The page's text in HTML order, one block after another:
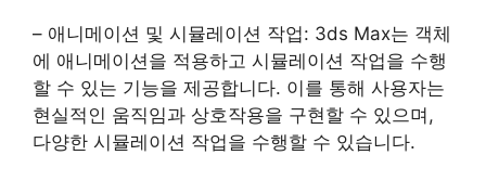
– 애니메이션 및 시뮬레이션 작업: 3ds Max는 객체
에 애니메이션을 적용하고 시뮬레이션 작업을 수행
할 수 있는 기능을 제공합니다. 이를 통해 사용자는
현실적인 움직임과 상호작용을 구현할 수 있으며,
다양한 시뮬레이션 작업을 수행할 수 있습니다.